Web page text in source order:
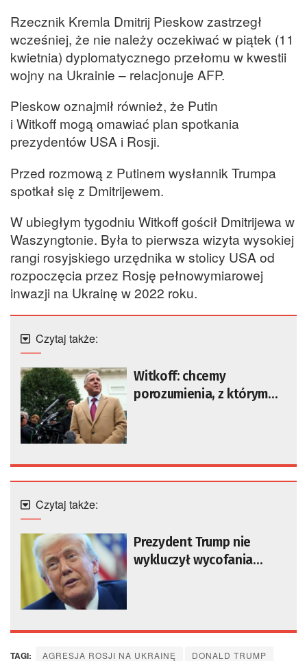
Rzecznik Kremla Dmitrij Pieskow zastrzegł
wcześniej, że nie należy oczekiwać w piątek (11
kwietnia) dyplomatycznego przełomu w kwestii
wojny na Ukrainie – relacjonuje AFP.
Pieskow oznajmił również, że Putin
i Witkoff mogą omawiać plan spotkania
prezydentów USA i Rosji.
Przed rozmową z Putinem wysłannik Trumpa
spotkał się z Dmitrijewem.
W ubiegłym tygodniu Witkoff gościł Dmitrijewa w
Waszyngtonie. Była to pierwsza wizyta wysokiej
rangi rosyjskiego urzędnika w stolicy USA od
rozpoczęcia przez Rosję pełnowymiarowej
inwazji na Ukrainę w 2022 roku.
Czytaj także:
Witkoff: chcemy
porozumienia, z którym
Czytaj także:
Prezydent Trump nie
wykluczył wycofania
TAGI: AGRESJA ROSJI NA UKRAINĘ DONALD TRUMP